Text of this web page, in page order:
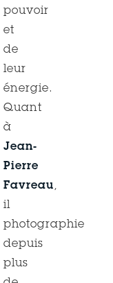
pouvoir
et
de
leur
énergie.
Quant
à
Jean-
Pierre
Favreau,
il
photographie
depuis
plus